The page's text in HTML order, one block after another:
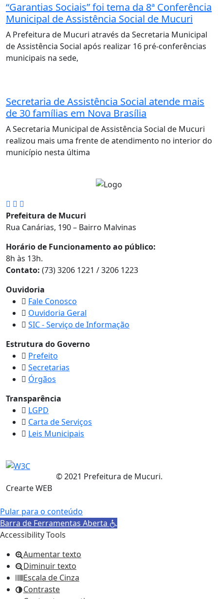
“Garantias Sociais” foi tema da 8ª Conferência
Municipal de Assistência Social de Mucuri
A Prefeitura de Mucuri através da Secretaria Municipal
de Assistência Social após realizar 16 pré-conferências
municipais na sede,
Secretaria de Assistência Social atende mais
de 30 famílias em Nova Brasília
A Secretaria Municipal de Assistência Social de Mucuri
realizou mais uma frente de atendimento no interior do
município nesta última
Prefeitura de Mucuri
Rua Canárias, 190 – Bairro Malvinas
Horário de Funcionamento ao público:
8h às 13h.
Contato: (73) 3206 1221 / 3206 1223
Ouvidoria
Fale Conosco
Ouvidoria Geral
SIC - Serviço de Informação
Estrutura do Governo
Prefeito
Secretarias
Órgãos
Transparência
LGPD
Carta de Serviços
Leis Municipais
© 2021 Prefeitura de Mucuri.
Crearte WEB
Pular para o conteúdo
Barra de Ferramentas Aberta
Accessibility Tools
Aumentar texto
Diminuir texto
Escala de Cinza
Contraste